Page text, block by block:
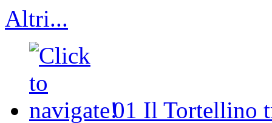
Altri...
01 Il Tortellino